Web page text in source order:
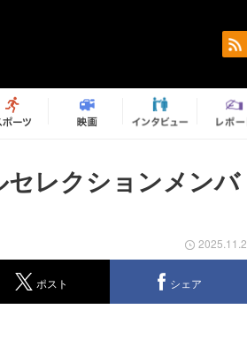
レクションメンバ
2025.11.2
ポスト シェア